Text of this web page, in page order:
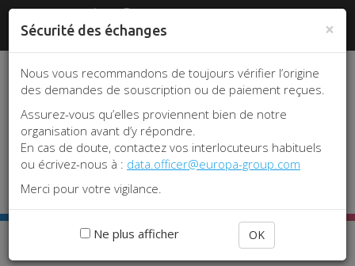
Aller
principal
Sécurité des échanges ×
Nous vous recommandons de toujours vérifier l’origine
des demandes de souscription ou de paiement reçues.
Assurez-vous qu’elles proviennent bien de notre
organisation avant d’y répondre.
En cas de doute, contactez vos interlocuteurs habituels
ou écrivez-nous à : data.officer@europa-group.com
Merci pour votre vigilance.
Ne plus afficher OK
connecte
Revue MIR
Panneau de gestion des cookies